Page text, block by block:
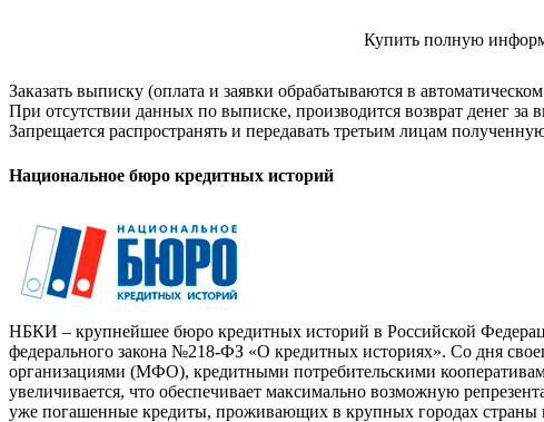
Купить полную
Заказать выписку (оплата и заявки обрабатываются в
При отсутствии данных по выписке, производится возврат денег
Запрещается распространять и передавать третьим лицам
Национальное бюро кредитных историй
НБКИ – крупнейшее бюро кредитных историй в Российской
федерального закона №218-ФЗ «О кредитных историях». Со дня
организациями (МФО), кредитными потребительскими
увеличивается, что обеспечивает максимально возможную
уже погашенные кредиты, проживающих в крупных городах страны